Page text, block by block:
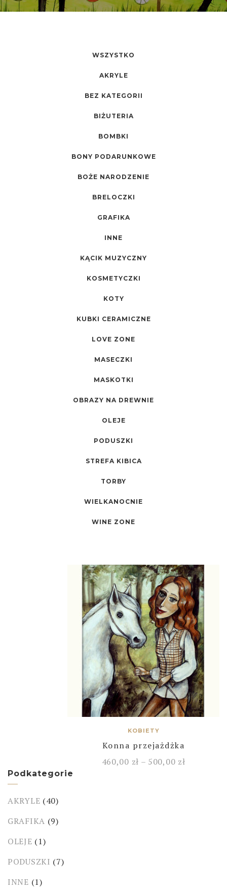
WSZYSTKO
AKRYLE
BEZ KATEGORII
BIŻUTERIA
BOMBKI
BONY PODARUNKOWE
BOŻE NARODZENIE
BRELOCZKI
GRAFIKA
INNE
KĄCIK MUZYCZNY
KOSMETYCZKI
KOTY
KUBKI CERAMICZNE
LOVE ZONE
MASECZKI
MASKOTKI
OBRAZY NA DREWNIE
OLEJE
PODUSZKI
STREFA KIBICA
TORBY
WIELKANOCNIE
WINE ZONE
KOBIETY
Konna przejażdżka
460,00 zł – 500,00 zł
Podkategorie
AKRYLE (40)
GRAFIKA (9)
OLEJE (1)
PODUSZKI (7)
INNE (1)